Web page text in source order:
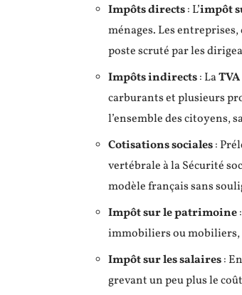
Impôts directs: L’impôt
ménages. Les entreprises,
poste scruté par les
Impôts indirects: LaTVA
carburants et plusieurs
l’ensemble des citoyens,
Cotisations sociales:
vertébrale à la Sécurité
modèle français sans
Impôt sur le patrimoine
immobiliers ou mobiliers,
Impôt sur les salaires:
grevant un peu plus le